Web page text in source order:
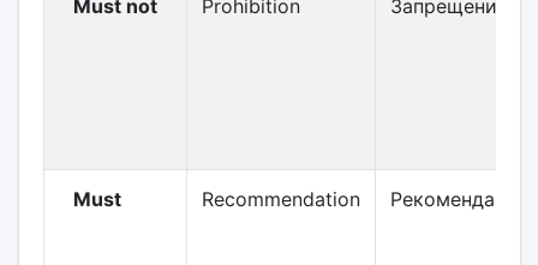
Must not Prohibition Запрещение
Must Recommendation Рекомендация